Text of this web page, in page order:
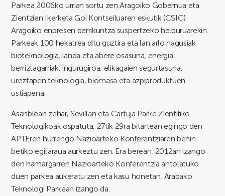
Parkea 2006ko urrian sortu zen Aragoiko Gobernua eta
Zientzien Ikerketa Goi Kontseiluaren eskutik (CSIC)
Aragoiko enpresen berrikuntza suspertzeko helburuarekin.
Parkeak 100 hekatrea ditu guztira eta lan arlo nagusiak
bioteknologia, landa eta abere osasuna, energia
berriztagarriak, ingurugiroa, elikagaien segurtasuna,
ureztapen teknologia, biomasa eta azpiproduktuen
ustiapena.
Asanblean zehar, Sevillan eta Cartuja Parke Zientifiko
Teknologikoak ospatuta, 27tik 29ra bitartean egingo den
APTEren hurrengo Nazioarteko Konferentziaren behin
betiko egitaraua aurkeztu zen. Era berean, 2012an izango
den hamargarren Nazioarteko Konferentzia antolatuko
duen parkea aukeratu zen eta kasu honetan, Arabako
Teknologi Parkean izango da.